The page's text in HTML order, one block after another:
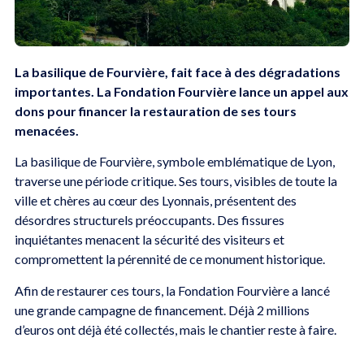
La basilique de Fourvière, fait face à des dégradations
importantes. La Fondation Fourvière lance un appel aux
dons pour financer la restauration de ses tours
menacées.
La basilique de Fourvière, symbole emblématique de Lyon,
traverse une période critique. Ses tours, visibles de toute la
ville et chères au cœur des Lyonnais, présentent des
désordres structurels préoccupants. Des fissures
inquiétantes menacent la sécurité des visiteurs et
compromettent la pérennité de ce monument historique.
Afin de restaurer ces tours, la Fondation Fourvière a lancé
une grande campagne de financement. Déjà 2 millions
d’euros ont déjà été collectés, mais le chantier reste à faire.